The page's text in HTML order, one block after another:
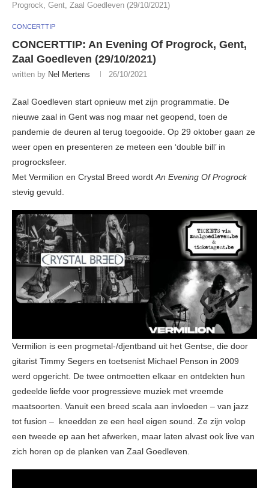
Progrock, Gent, Zaal Goedleven (29/10/2021)
CONCERTTIP
CONCERTTIP: An Evening Of Progrock, Gent,
Zaal Goedleven (29/10/2021)
written by Nel Mertens 26/10/2021
Zaal Goedleven start opnieuw met zijn programmatie. De
nieuwe zaal in Gent was nog maar net geopend, toen de
pandemie de deuren al terug toegooide. Op 29 oktober gaan ze
weer open en presenteren ze meteen een ‘double bill’ in
progrocksfeer.
Met Vermilion en Crystal Breed wordtAn Evening Of Progrock
stevig gevuld.
Vermilion is een progmetal-/djentband uit het Gentse, die door
gitarist Timmy Segers en toetsenist Michael Penson in 2009
werd opgericht. De twee ontmoetten elkaar en ontdekten hun
gedeelde liefde voor progressieve muziek met vreemde
maatsoorten. Vanuit een breed scala aan invloeden – van jazz
tot fusion – kneedden ze een heel eigen sound. Ze zijn volop
een tweede ep aan het afwerken, maar laten alvast ook live van
zich horen op de planken van Zaal Goedleven.